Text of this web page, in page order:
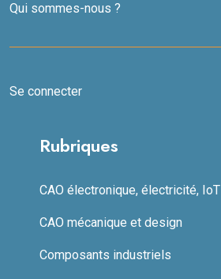
Qui sommes-nous ?
Se connecter
Rubriques
CAO électronique, électricité, IoT
CAO mécanique et design
Composants industriels